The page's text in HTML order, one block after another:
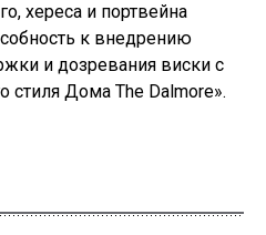
хереса и портвейна
к внедрению
и дозревания виски с
стиля Дома The Dalmore».